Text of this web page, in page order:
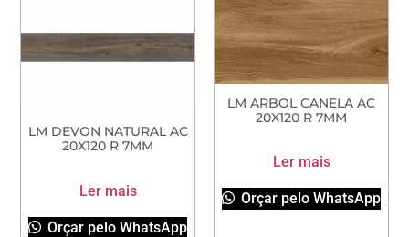
LM DEVON NATURAL AC
20X120 R 7MM
Ler mais
Orçar pelo WhatsApp
LM ARBOL CANELA AC
20X120 R 7MM
Ler mais
Orçar pelo WhatsApp